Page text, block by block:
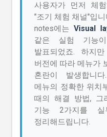
사용자가 먼저 체
"조기 체험 채널"입니
notes에는 Visual
같은 실험 기능
발표되었죠. 하지
버전에 따라 메뉴가
혼란이 발생합니
메뉴의 정확한 위치
때의 해결 방법, 그
기능 2가지를 실
정리해드립니다.